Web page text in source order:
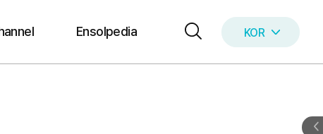
Ensolpedia KOR
ENG